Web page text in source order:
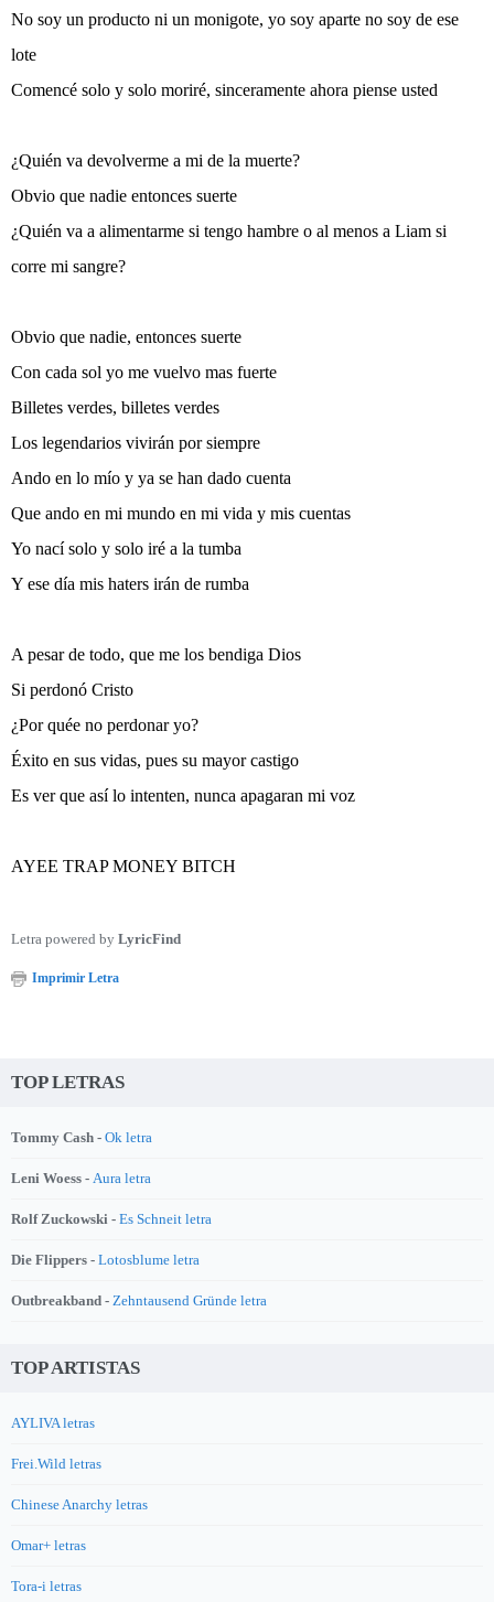
No soy un producto ni un monigote, yo soy aparte no soy de ese
lote
Comencé solo y solo moriré, sinceramente ahora piense usted
¿Quién va devolverme a mi de la muerte?
Obvio que nadie entonces suerte
¿Quién va a alimentarme si tengo hambre o al menos a Liam si
corre mi sangre?
Obvio que nadie, entonces suerte
Con cada sol yo me vuelvo mas fuerte
Billetes verdes, billetes verdes
Los legendarios vivirán por siempre
Ando en lo mío y ya se han dado cuenta
Que ando en mi mundo en mi vida y mis cuentas
Yo nací solo y solo iré a la tumba
Y ese día mis haters irán de rumba
A pesar de todo, que me los bendiga Dios
Si perdonó Cristo
¿Por quée no perdonar yo?
Éxito en sus vidas, pues su mayor castigo
Es ver que así lo intenten, nunca apagaran mi voz
AYEE TRAP MONEY BITCH
Letra powered by LyricFind
Imprimir Letra
TOP LETRAS
Tommy Cash - Ok letra
Leni Woess - Aura letra
Rolf Zuckowski - Es Schneit letra
Die Flippers - Lotosblume letra
Outbreakband - Zehntausend Gründe letra
TOP ARTISTAS
AYLIVA letras
Frei.Wild letras
Chinese Anarchy letras
Omar+ letras
Tora-i letras